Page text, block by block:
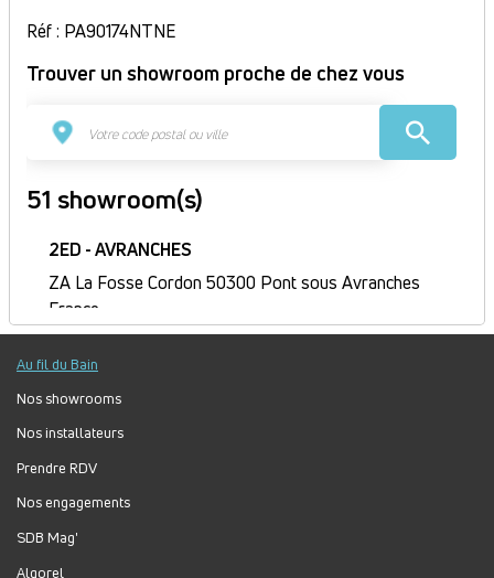
Réf : PA90174NTNE
Trouver un showroom proche de chez vous
51 showroom(s)
2ED - AVRANCHES
ZA La Fosse Cordon 50300 Pont sous Avranches
France
Itinéraire
Ouvert
Jour
Plage
horaire
Lundi :
Mardi :
Jeudi :
Vendredi : 8h-12h, 14h-17h
Samedi :
Au fil du Bain
Nos showrooms
Nos installateurs
Prendre RDV
Nos engagements
SDB Mag'
Algorel